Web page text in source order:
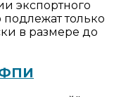
экспортного
только
в размере до